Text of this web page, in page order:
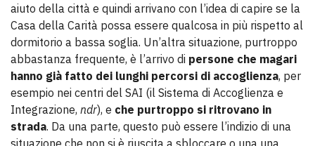
aiuto della città e quindi arrivano con l’idea di capire se la
Casa della Carità possa essere qualcosa in più rispetto al
dormitorio a bassa soglia. Un’altra situazione, purtroppo
abbastanza frequente, è l’arrivo di persone che magari
hanno già fatto dei lunghi percorsi di accoglienza, per
esempio nei centri del SAI (il Sistema di Accoglienza e
Integrazione, ndr), e che purtroppo si ritrovano in
strada. Da una parte, questo può essere l’indizio di una